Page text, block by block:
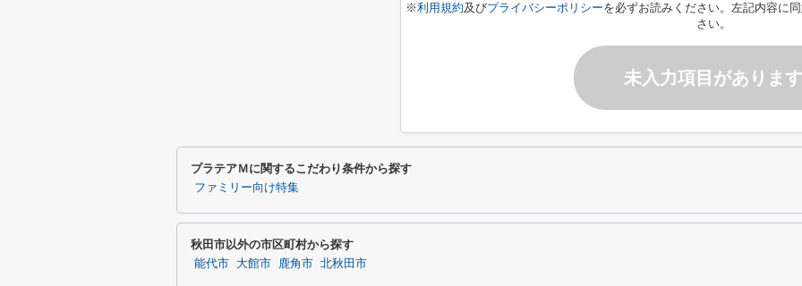
※利用規約及びプライバシーポリシーを必ずお読みください。左記内容に
さい。
未入力項目があります
プラテアＭに関するこだわり条件から探す
ファミリー向け特集
秋田市以外の市区町村から探す
能代市 大館市 鹿角市 北秋田市